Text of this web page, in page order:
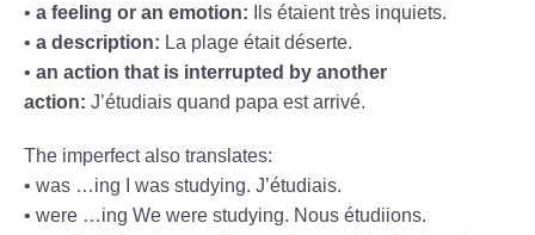
• a feeling or an emotion: Ils étaient très inquiets.
• a description: La plage était déserte.
• an action that is interrupted by another
action: J’étudiais quand papa est arrivé.
The imperfect also translates:
• was …ing I was studying. J’étudiais.
• were …ing We were studying. Nous étudiions.